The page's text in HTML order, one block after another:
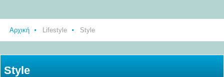
Αρχική Lifestyle Style
Style